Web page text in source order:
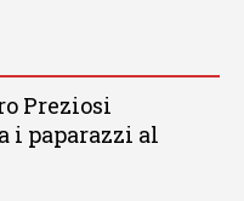
Preziosi
i paparazzi al